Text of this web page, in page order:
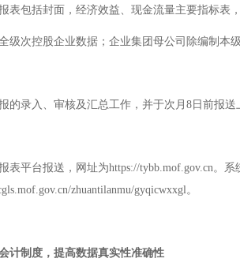
表包括封面，经济效益、现金流量主要指标表
级次控股企业数据；企业集团母公司除编制本
的录入、审核及汇总工作，并于次月 8 日前报
表平台报送，网址为https://tybb.mof.gov.cn 。系
zhuantilanmu/gyqicwxxgl 。
计制度，提高数据真实性准确性